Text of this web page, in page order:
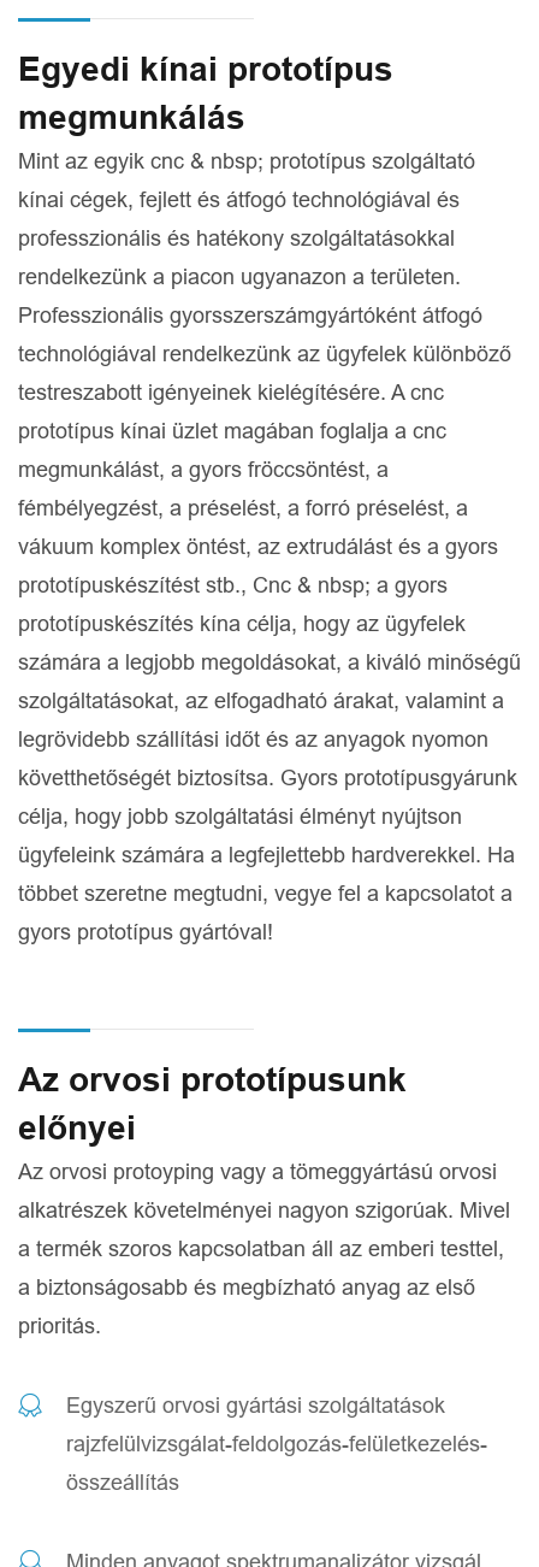
Egyedi kínai prototípus
megmunkálás
Mint az egyik cnc & nbsp; prototípus szolgáltató
kínai cégek, fejlett és átfogó technológiával és
professzionális és hatékony szolgáltatásokkal
rendelkezünk a piacon ugyanazon a területen.
Professzionális gyorsszerszámgyártóként átfogó
technológiával rendelkezünk az ügyfelek különböző
testreszabott igényeinek kielégítésére. A cnc
prototípus kínai üzlet magában foglalja a cnc
megmunkálást, a gyors fröccsöntést, a
fémbélyegzést, a préselést, a forró préselést, a
vákuum komplex öntést, az extrudálást és a gyors
prototípuskészítést stb., Cnc & nbsp; a gyors
prototípuskészítés kína célja, hogy az ügyfelek
számára a legjobb megoldásokat, a kiváló minőségű
szolgáltatásokat, az elfogadható árakat, valamint a
legrövidebb szállítási időt és az anyagok nyomon
követthetőségét biztosítsa. Gyors prototípusgyárunk
célja, hogy jobb szolgáltatási élményt nyújtson
ügyfeleink számára a legfejlettebb hardverekkel. Ha
többet szeretne megtudni, vegye fel a kapcsolatot a
gyors prototípus gyártóval!
Az orvosi prototípusunk
előnyei
Az orvosi protoyping vagy a tömeggyártású orvosi
alkatrészek követelményei nagyon szigorúak. Mivel
a termék szoros kapcsolatban áll az emberi testtel,
a biztonságosabb és megbízható anyag az első
prioritás.
Egyszerű orvosi gyártási szolgáltatások
rajzfelülvizsgálat-feldolgozás-felületkezelés-
összeállítás